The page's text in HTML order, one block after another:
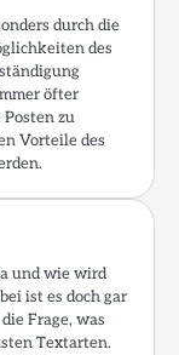
durch die
des
öfter
zu
Vorteile des
und wie wird
ist es doch gar
Frage, was
Textarten.